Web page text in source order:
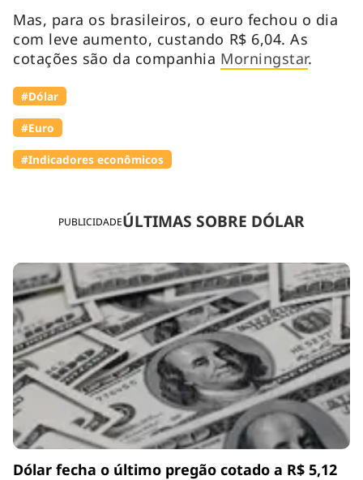
PUBLICIDADEÚLTIMAS SOBRE DÓLAR
Dólar fecha o último pregão cotado a R$ 5,12
Mas, para os brasileiros, o euro fechou o dia
com leve aumento, custando R$ 6,04. As
cotações são da companhia Morningstar.
#Dólar
#Euro
#Indicadores econômicos